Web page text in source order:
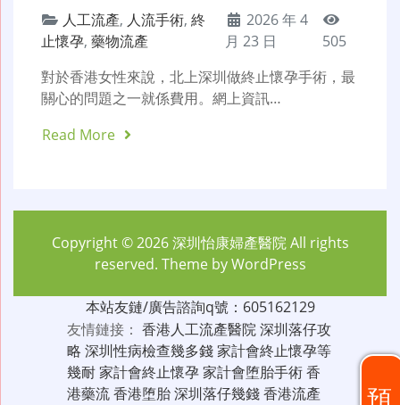
人工流產, 人流手術, 終
止懷孕, 藥物流產
2026 年 4
月 23 日
505
對於香港女性來說，北上深圳做終止懷孕手術，最
關心的問題之一就係費用。網上資訊…
Read More
預
Copyright © 2026深圳怡康婦產醫院All rights
reserved. Theme byWordPress
本站友鏈/廣告諮詢q號：605162129
友情鏈接： 香港人工流產醫院深圳落仔攻
略 深圳性病檢查幾多錢家計會終止懷孕等
幾耐家計會終止懷孕家計會堕胎手術香
港藥流香港堕胎深圳落仔幾錢香港流產